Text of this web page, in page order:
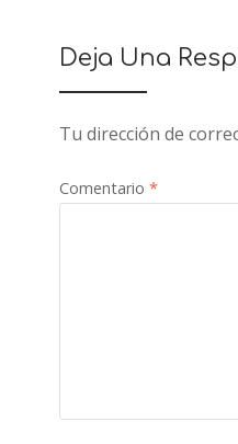
Deja Una
Tu dirección de
Comentario *